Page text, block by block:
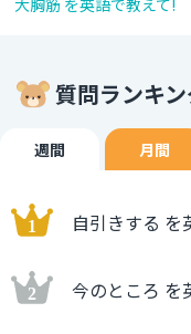
大胸筋 を英語で教えて!
質問ランキ
週間 月間
自引きする を
今のところ を